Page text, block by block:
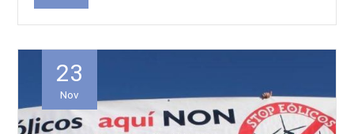
23
Nov